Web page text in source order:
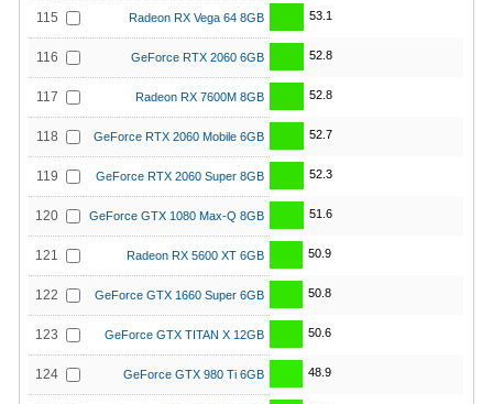
115 Radeon RX Vega 64 8GB 53.1
116 GeForce RTX 2060 6GB 52.8
117 Radeon RX 7600M 8GB 52.8
118 GeForce RTX 2060 Mobile 6GB 52.7
119 GeForce RTX 2060 Super 8GB 52.3
120 GeForce GTX 1080 Max-Q 8GB 51.6
121 Radeon RX 5600 XT 6GB 50.9
122 GeForce GTX 1660 Super 6GB 50.8
123 GeForce GTX TITAN X 12GB 50.6
124 GeForce GTX 980 Ti 6GB 48.9